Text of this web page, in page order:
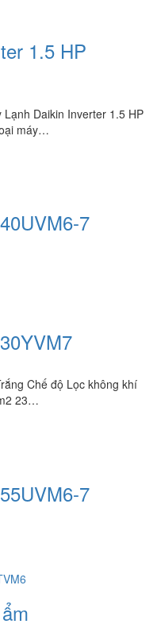
1.5 HP
Daikin Inverter 1.5 HP
máy…
7
Chế độ Lọc không khí
23…
7